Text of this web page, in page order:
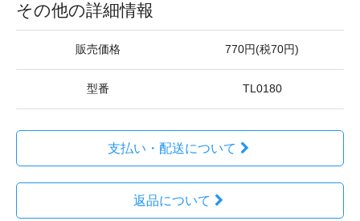
その他の詳細情報
販売価格 770円(税70円)
型番 TL0180
支払い・配送について
返品について